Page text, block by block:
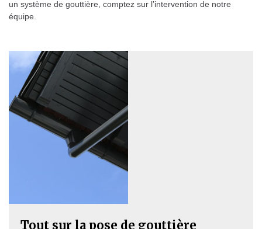
un système de gouttière, comptez sur l’intervention de notre
équipe.
Tout sur la pose de gouttière